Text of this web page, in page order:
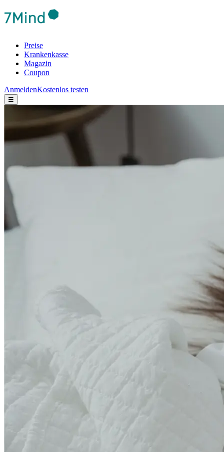
Preise
Krankenkasse
Magazin
Coupon
AnmeldenKostenlos testen
☰